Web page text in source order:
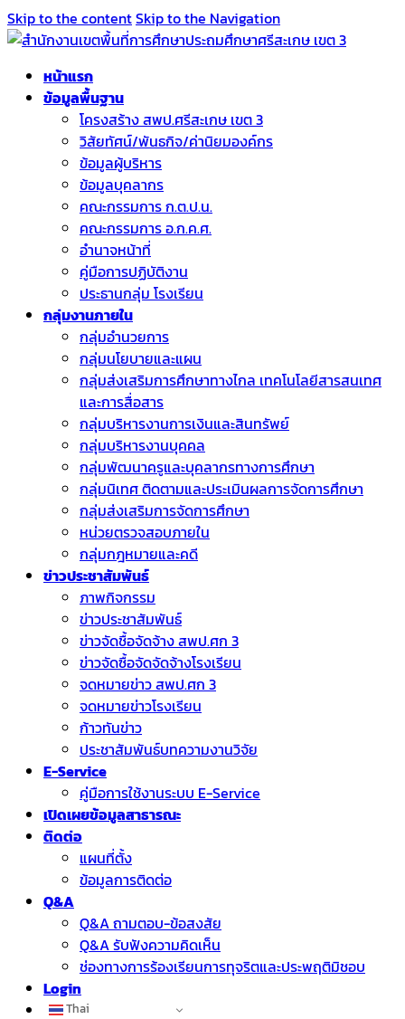
Skip to the contentSkip to the Navigation
หน้าแรก
ข้อมูลพื้นฐาน
โครงสร้าง สพป.ศรีสะเกษ เขต 3
วิสัยทัศน์/พันธกิจ/ค่านิยมองค์กร
ข้อมูลผู้บริหาร
ข้อมูลบุคลากร
คณะกรรมการ ก.ต.ป.น.
คณะกรรมการ อ.ก.ค.ศ.
อำนาจหน้าที่
คู่มือการปฏิบัติงาน
ประธานกลุ่ม โรงเรียน
กลุ่มงานภายใน
กลุ่มอำนวยการ
กลุ่มนโยบายและแผน
กลุ่มส่งเสริมการศึกษาทางไกล เทคโนโลยีสารสนเทศ
และการสื่อสาร
กลุ่มบริหารงานการเงินและสินทรัพย์
กลุ่มบริหารงานบุคคล
กลุ่มพัฒนาครูและบุคลากรทางการศึกษา
กลุ่มนิเทศ ติดตามและประเมินผลการจัดการศึกษา
กลุ่มส่งเสริมการจัดการศึกษา
หน่วยตรวจสอบภายใน
กลุ่มกฎหมายและคดี
ข่าวประชาสัมพันธ์
ภาพกิจกรรม
ข่าวประชาสัมพันธ์
ข่าวจัดชื้อจัดจ้าง สพป.ศก 3
ข่าวจัดซื้อจัดจัดจ้างโรงเรียน
จดหมายข่าว สพป.ศก 3
จดหมายข่าวโรงเรียน
ก้าวทันข่าว
ประชาสัมพันธ์บทความงานวิจัย
E-Service
คู่มือการใช้งานระบบ E-Service
เปิดเผยข้อมูลสาธารณะ
ติดต่อ
แผนที่ตั้ง
ข้อมูลการติดต่อ
Q&A
Q&A ถามตอบ-ข้อสงสัย
Q&A รับฟังความคิดเห็น
ช่องทางการร้องเรียนการทุจริตและประพฤติมิชอบ
Login
Thai